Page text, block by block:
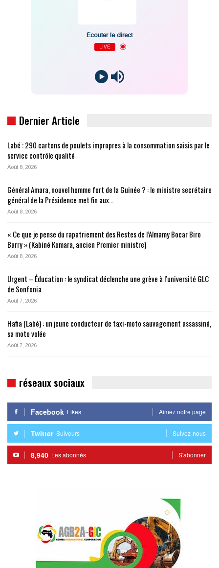
Écouter le direct
LIVE
Dernier Article
Labé : 290 cartons de poulets impropres à la consommation saisis par le
service contrôle qualité
Août 8, 2026
Général Amara, nouvel homme fort de la Guinée ? : le ministre secrétaire
général de la Présidence met fin aux…
Août 8, 2026
« Ce que je pense du rapatriement des Restes de l’Almamy Bocar Biro
Barry » (Kabiné Komara, ancien Premier ministre)
Août 8, 2026
Urgent – Éducation : le syndicat déclenche une grève à l’université GLC
de Sonfonia
Août 7, 2026
Hafia (Labé) : un jeune conducteur de taxi-moto sauvagement assassiné,
sa moto volée
Août 7, 2026
réseaux sociaux
Facebook Likes Aimez notre page
Twitter Suiveurs Suivez-nous
8,940 Les abonnés S'abonner